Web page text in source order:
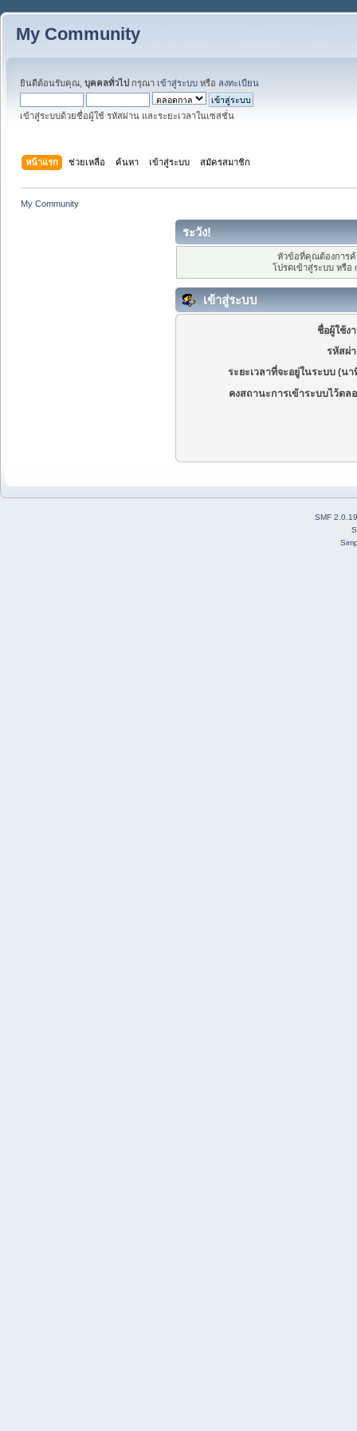
My Community
ยินดีต้อนรับคุณ, บุคคลทั่วไป กรุณา เข้าสู่ระบบ หรือ ลงทะเบียน
เข้าสู่ระบบด้วยชื่อผู้ใช้ รหัสผ่าน และระยะเวลาในเซสชั่น
หน้าแรก ช่วยเหลือ ค้นหา เข้าสู่ระบบ สมัครสมาชิก
My Community
ระวัง!
หัวข้อที่คุณต้องการ
โปรดเข้าสู่ระบบ หรือ
เข้าสู่ระบบ
ชื่อผู้ใช้ง
รหัสผ่
ระยะเวลาที่จะอยู่ในระบบ (นา
คงสถานะการเข้าระบบไว้ตล
SMF 2.0.19